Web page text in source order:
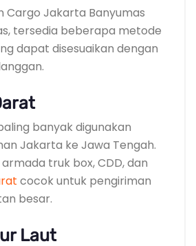
Cargo Jakarta Banyumas
tersedia beberapa metode
dapat disesuaikan dengan
banyak digunakan
Jakarta ke Jawa Tengah.
truk box, CDD, dan
cocok untuk pengiriman
besar.
Laut